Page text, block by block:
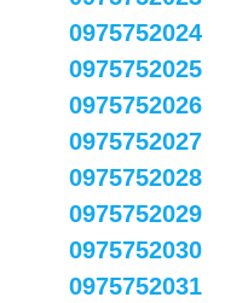
0975752024
0975752025
0975752026
0975752027
0975752028
0975752029
0975752030
0975752031